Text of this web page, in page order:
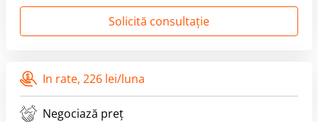
Solicită consultație
In rate, 226 lei/luna
Negociază preț